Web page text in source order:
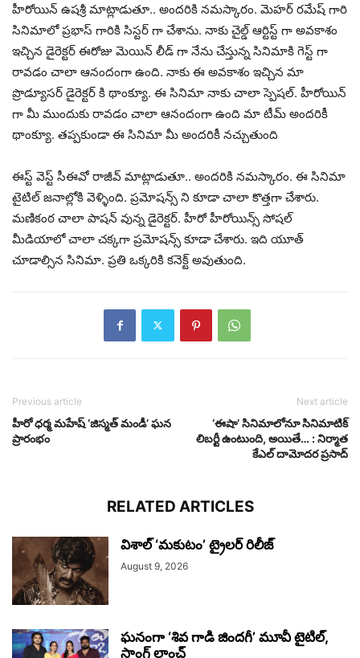
హీరోయిన్ ఉషశ్రీ మాట్లాడుతూ.. అందరికి నమస్కారం. మెహర్ రమేష్ గారి
సినిమాలో ప్రభాస్ గారికి సిస్టర్ గా చేశాను. నాకు చైల్డ్ ఆర్టిస్ట్ గా అవకాశం
ఇచ్చిన డైరెక్టర్ ఈరోజు మెయిన్ లీడ్ గా నేను చేస్తున్న సినిమాకి గెస్ట్ గా
రావడం చాలా ఆనందంగా ఉంది. నాకు ఈ అవకాశం ఇచ్చిన మా
ప్రొడ్యూసర్ డైరెక్టర్ కి థాంక్యూ. ఈ సినిమా నాకు చాలా స్పెషల్. హీరోయిన్
గా మీ ముందుకు రావడం చాలా ఆనందంగా ఉంది మా టీమ్ అందరికీ
థాంక్యూ. తప్పకుండా ఈ సినిమా మీ అందరికీ నచ్చుతుంది
ఈస్ట్ వెస్ట్ సీఈవో రాజీవ్ మాట్లాడుతూ.. అందరికి నమస్కారం. ఈ సినిమా
టైటిల్ జనాల్లోకి వెళ్ళింది. ప్రమోషన్స్ ని కూడా చాలా కొత్తగా చేశారు.
మణికంఠ చాలా పాషన్ వున్న డైరెక్టర్. హీరో హీరోయిన్స్ సోషల్
మీడియాలో చాలా చక్కగా ప్రమోషన్స్ కూడా చేశారు. ఇది యూత్
చూడాల్సిన సినిమా. ప్రతి ఒక్కరికి కనెక్ట్ అవుతుంది.
Previous article
హీరో ధర్మ మహేష్ ‘జిస్మత్ మండీ’ ఘన
ప్రారంభం
Next article
‘ఈషా’ సినిమాలోనూ సినిమాటిక్
లిబర్టీ ఉంటుంది, అయితే… : నిర్మాత
కేఎల్ దామోదర ప్రసాద్
RELATED ARTICLES
విశాల్ ‘మకుటం’ ట్రైలర్ రిలీజ్
August 9, 2026
ఘనంగా ‘శివ గాడి జింద‌గీ’ మూవీ టైటిల్,
సాంగ్ లాంచ్